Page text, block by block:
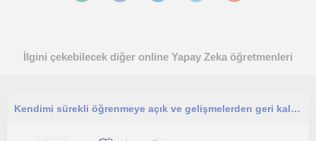
İlgini çekebilecek diğer online Yapay Zeka öğretmenleri
Kendimi sürekli öğrenmeye açık ve gelişmelerden geri kalmamaya çalışan biri olarak tanımlarım ve eğitimleriminde aynı bir insanlar